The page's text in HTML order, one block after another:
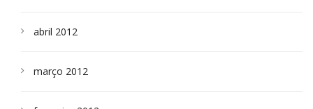
abril 2012
março 2012